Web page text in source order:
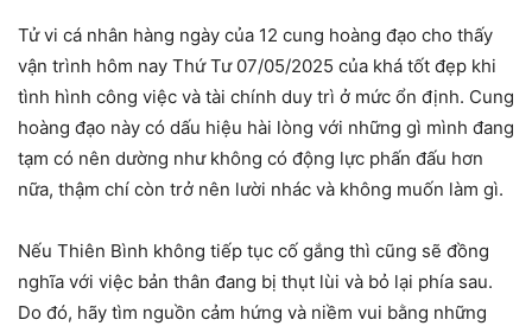
Tử vi cá nhân hàng ngày của 12 cung hoàng đạo cho thấy
vận trình hôm nay Thứ Tư 07/05/2025 của khá tốt đẹp khi
tình hình công việc và tài chính duy trì ở mức ổn định. Cung
hoàng đạo này có dấu hiệu hài lòng với những gì mình đang
tạm có nên dường như không có động lực phấn đấu hơn
nữa, thậm chí còn trở nên lười nhác và không muốn làm gì.
Nếu Thiên Bình không tiếp tục cố gắng thì cũng sẽ đồng
nghĩa với việc bản thân đang bị thụt lùi và bỏ lại phía sau.
Do đó, hãy tìm nguồn cảm hứng và niềm vui bằng những